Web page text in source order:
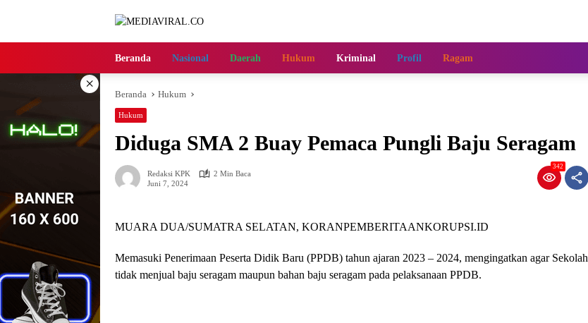
Beranda Nasional Daerah Hukum Kriminal Profil Ragam
×
Beranda Hukum
Hukum
Diduga SMA 2 Buay Pemaca Pungli Baju Seragam
Redaksi KPK
2 Min Baca
Juni 7, 2024
342
MUARA DUA/SUMATRA SELATAN, KORANPEMBERITAANKORUPSI.ID
Memasuki Penerimaan Peserta Didik Baru (PPDB) tahun ajaran 2023 – 2024, mengingatkan agar Sekolah
tidak menjual baju seragam maupun bahan baju seragam pada pelaksanaan PPDB.